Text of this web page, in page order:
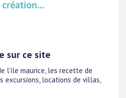
sur ce site
l'ile maurice, les recette de
excursions, locations de villas,